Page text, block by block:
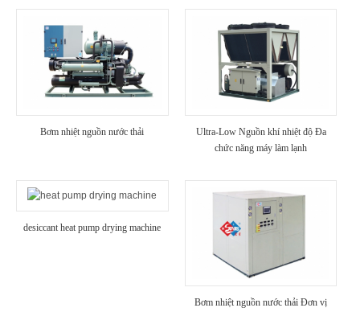
Bơm nhiệt nguồn nước thải
Ultra-Low Nguồn khí nhiệt độ Đa
chức năng máy làm lạnh
desiccant heat pump drying machine
Bơm nhiệt nguồn nước thải Đơn vị